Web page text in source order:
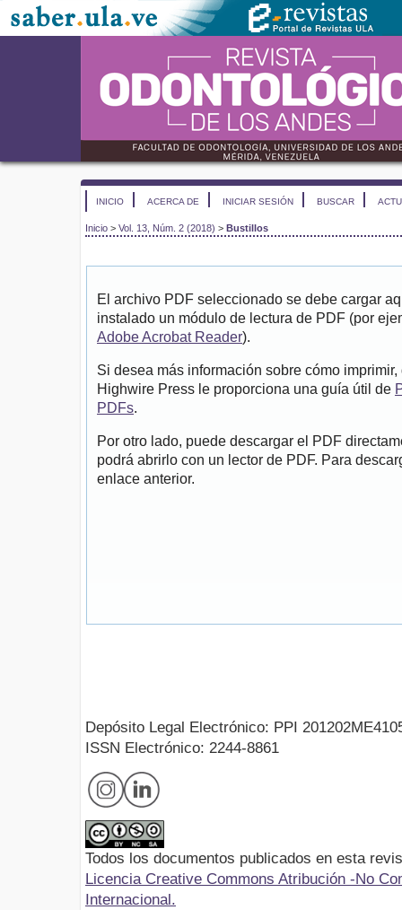
INICIO ACERCA DE INICIAR SESIÓN BUSCAR
Inicio > Vol. 13, Núm. 2 (2018) > Bustillos
El archivo PDF seleccionado se debe cargar
instalado un módulo de lectura de PDF (por
Adobe Acrobat Reader).
Si desea más información sobre cómo
Highwire Press le proporciona una guía útil de
PDFs.
Por otro lado, puede descargar el PDF
podrá abrirlo con un lector de PDF. Para
enlace anterior.
Depósito Legal Electrónico: PPI
ISSN Electrónico: 2244-8861
Todos los documentos publicados en esta
Licencia Creative Commons Atribución -No
Internacional.